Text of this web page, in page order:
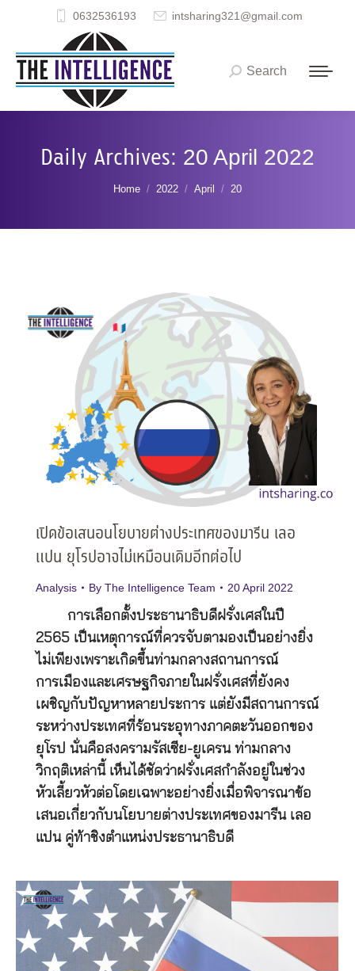
0632536193 intsharing321@gmail.com
Search:
Search
Daily Archives: 20 April 2022
You are here:
Home 2022 April 20
เปิดข้อเสนอนโยบายต่างประเทศของมารีน เลอ
แปน ยุโรปอาจไม่เหมือนเดิมอีกต่อไป
Analysis By The Intelligence Team 20 April 2022
การเลือกตั้งประธานาธิบดีฝรั่งเศสในปี
2565 เป็นเหตุการณ์ที่ควรจับตามองเป็นอย่างยิ่ง
ไม่เพียงเพราะเกิดขึ้นท่ามกลางสถานการณ์
การเมืองและเศรษฐกิจภายในฝรั่งเศสที่ยังคง
เผชิญกับปัญหาหลายประการ แต่ยังมีสถานการณ์
ระหว่างประเทศที่ร้อนระอุทางภาคตะวันออกของ
ยุโรป นั่นคือสงครามรัสเซีย-ยูเครน ท่ามกลาง
วิกฤติเหล่านี้ เห็นได้ชัดว่าฝรั่งเศสกำลังอยู่ในช่วง
หัวเลี้ยวหัวต่อโดยเฉพาะอย่างยิ่งเมื่อพิจารณาข้อ
เสนอเกี่ยวกับนโยบายต่างประเทศของมารีน เลอ
แปน คู่ท้าชิงตำแหน่งประธานาธิบดี